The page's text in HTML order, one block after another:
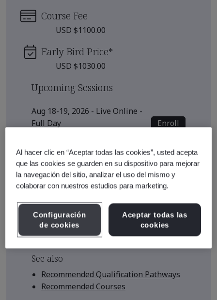
Course Fee
USD $1100.00
Early Bird Price*
USD $1030.00
Upcoming Sessions
Aug 18-19, 2026 - Live Online -
Full Day
Enroll
Sep 22-23, 2026 - Live Online -
Full Day
Enroll
Oct 6-7, 2026 - Live Online - Full
View all sessions
* Subject to availability
See also
Recommended Qualification Pathways
Recommended Courses
Al hacer clic en “Aceptar todas las cookies”, usted acepta
que las cookies se guarden en su dispositivo para mejorar
la navegación del sitio, analizar el uso del mismo y
colaborar con nuestros estudios para marketing.
Configuración
de cookies
Aceptar todas las
cookies